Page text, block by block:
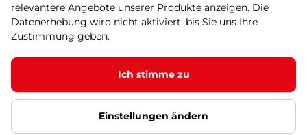
Informationen zu Elektro-
und Elektonikgeräten
Widerruf erklären
© 2026 SEVEN SPORT s.r.o Alle Rechte vorbehalten1
Datenschutzgrundsätze Google Datenschutz Google
relevantere Angebote unserer Produkte anzeigen. Die
Datenerhebung wird nicht aktiviert, bis Sie uns Ihre
Zustimmung geben.
Ich stimme zu
Einstellungen ändern